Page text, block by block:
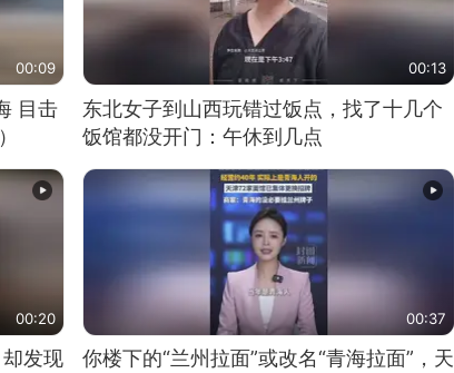
00:09
目击
00:13
东北女子到山西玩错过饭点，找了十几个
饭馆都没开门：午休到几点
00:20
发现
00:37
你楼下的“兰州拉面”或改名“青海拉面”，天